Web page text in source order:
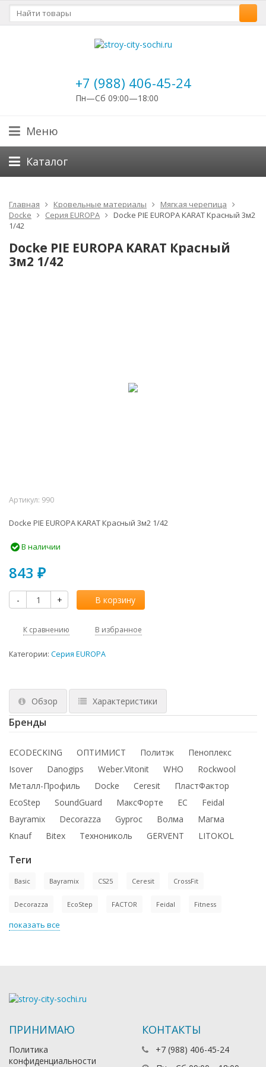
+7 (988) 406-45-24
Пн—Сб 09:00—18:00
Меню
Каталог
Главная Кровельные материалы
Мягкая черепица
Docke
Серия EUROPA
Docke PIE EUROPA KARAT Красный 3м2
1/42
Docke PIE EUROPA KARAT Красный
3м2 1/42
Артикул: 990
Docke PIE EUROPA KARAT Красный 3м2 1/42
В наличии
843 ₽
- + В корзину
К сравнению В избранное
Категории: Серия EUROPA
Обзор Характеристики
Бренды
ECODECKING ОПТИМИСТ Политэк
Пеноплекс
Isover
Danogips Weber.Vitonit WHO
Rockwool
Металл-Профиль
Docke Ceresit
ПластФактор
EcoStep
SoundGuard МаксФорте ЕС
Feidal
Bayramix
Decorazza Gyproc Волма
Магма
Knauf
Bitex Технониколь GERVENT LITOKOL
Теги
Basic Bayramix CS25 Ceresit CrossFit
Decorazza EcoStep FACTOR Feidal Fitness
показать все
ПРИНИМАЮ
Политика
конфиденциальности
КОНТАКТЫ
+7 (988) 406-45-24